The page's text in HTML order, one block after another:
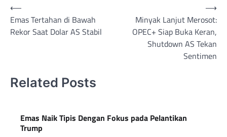
Post
navigation
⟵
Emas Tertahan di Bawah
Rekor Saat Dolar AS Stabil
Minyak Lanjut Merosot:
OPEC+ Siap Buka Keran,
Shutdown AS Tekan
Sentimen
⟶
Related Posts
Emas Naik Tipis Dengan Fokus pada Pelantikan
Trump